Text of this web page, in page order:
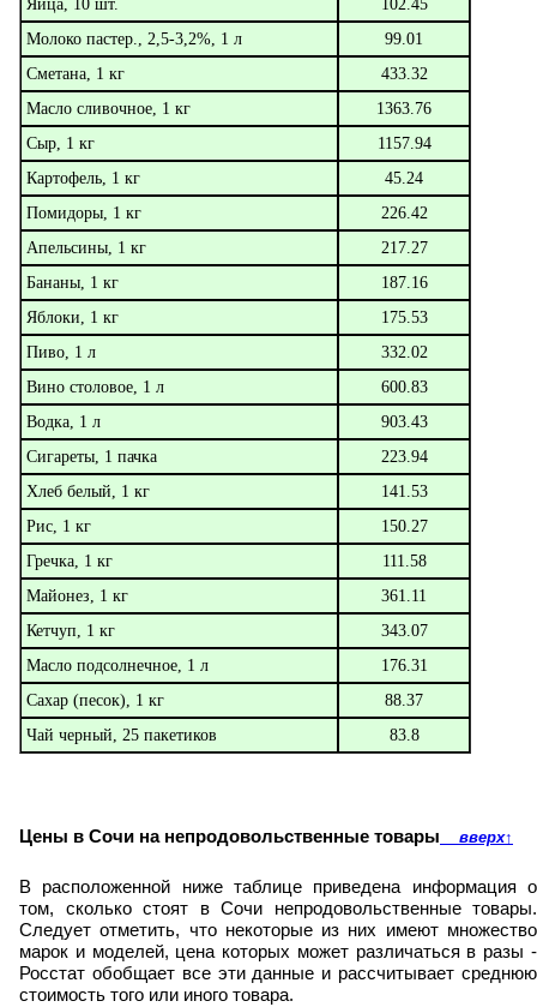
Яйца, 10 шт.
102.45
Молоко пастер., 2,5-3,2%, 1 л
99.01
Сметана, 1 кг
433.32
Масло сливочное, 1 кг
1363.76
Сыр, 1 кг
1157.94
Картофель, 1 кг
45.24
Помидоры, 1 кг
226.42
Апельсины, 1 кг
217.27
Бананы, 1 кг
187.16
Яблоки, 1 кг
175.53
Пиво, 1 л
332.02
Вино столовое, 1 л
600.83
Водка, 1 л
903.43
Сигареты, 1 пачка
223.94
Хлеб белый, 1 кг
141.53
Рис, 1 кг
150.27
Гречка, 1 кг
111.58
Майонез, 1 кг
361.11
Кетчуп, 1 кг
343.07
Масло подсолнечное, 1 л
176.31
Сахар (песок), 1 кг
88.37
Чай черный, 25 пакетиков
83.8
Цены в Сочи на непродовольственные товары вверх↑
В расположенной ниже таблице приведена информация о
том, сколько стоят в Сочи непродовольственные товары.
Следует отметить, что некоторые из них имеют множество
марок и моделей, цена которых может различаться в разы -
Росстат обобщает все эти данные и рассчитывает среднюю
стоимость того или иного товара.